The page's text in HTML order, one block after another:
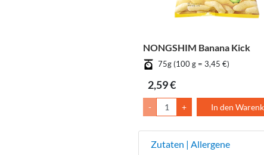
NONGSHIM Banana Kick
75g (100 g = 3,45 €)
2,59 €
- + In den
Zutaten | Allergene